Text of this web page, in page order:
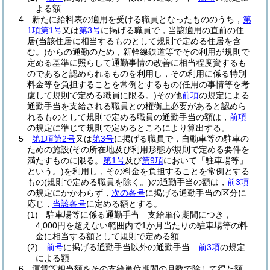
よる額
4
新たに給料表の適用を受ける職員となったもののうち， 第
1項第1号又は第3号に掲げる職員で，当該適用の直前の住
居(当該住居に相当するものとして規則で定める住居を含
む。)からの通勤のため，新幹線鉄道等でその利用が規則で
定める基準に照らして通勤事情の改善に相当程度資するも
のであると認められるものを利用し，その利用に係る特別
料金等を負担することを常例とするもの(任用の事情等を考
慮して規則で定める職員に限る。)その他前項の規定による
通勤手当を支給される職員との権衡上必要があると認めら
れるものとして規則で定める職員の通勤手当の額は， 前項
の規定に準じて規則で定めるところにより算出する。
5
第1項第2号又は第3号に掲げる職員で，自動車等の駐車の
ための施設(その所在地及び利用形態が規則で定める要件を
満たすものに限る。 第1号及び第9項において「駐車場等」
という。)を利用し，その料金を負担することを常例とする
もの(規則で定める職員を除く。)の通勤手当の額は， 前3項
の規定にかかわらず， 次の各号に掲げる通勤手当の区分に
応じ， 当該各号に定める額とする。
(1)
駐車場等に係る通勤手当 支給単位期間につき，
4,000円を超えない範囲内で1か月当たりの駐車場等の料
金に相当する額として規則で定める額
(2)
前号に掲げる通勤手当以外の通勤手当 前3項の規定
による額